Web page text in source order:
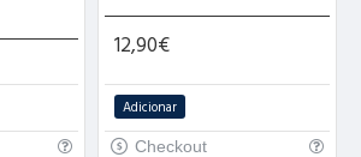
12,90€
Adicionar
Checkout